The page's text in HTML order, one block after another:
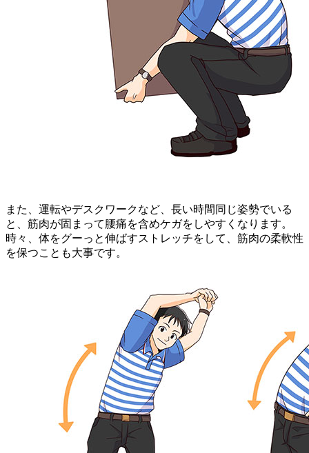
また、運転やデスクワークなど、長い時間同じ姿勢でいる
と、筋肉が固まって腰痛を含めケガをしやすくなります。
時々、体をグーっと伸ばすストレッチをして、筋肉の柔軟性
を保つことも大事です。